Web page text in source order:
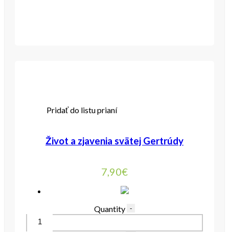
Pridať do listu prianí
Život a zjavenia svätej Gertrúdy
7,90€
Quantity -